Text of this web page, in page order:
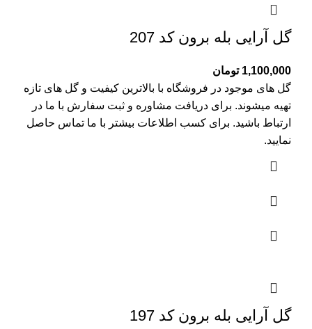
گل آرایی بله برون کد 207
1,100,000 تومان
گل های موجود در فروشگاه با بالاترین کیفیت و گل های تازه
تهیه میشوند. برای دریافت مشاوره و ثبت سفارش با ما در
ارتباط باشید. برای کسب اطلاعات بیشتر با ما تماس حاصل
نمایید.
گل آرایی بله برون کد 197